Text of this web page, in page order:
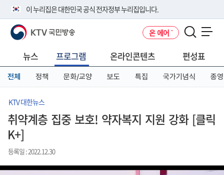
이 누리집은 대한민국 공식 전자정부 누리집입니다.
공식 누리집 주소 확인하기
니다.
이밖에 or.kr 또는 .kr등 다른 도메인 주소를 사용하고 있다면 아래 URL에
서 도메인 주소를 확인해 보세요
KTV 국민방송 온 에어
뉴스 프로그램 온라인콘텐츠 편성표
전체 정책 문화/교양 보도 특집 국가기념식 종영
KTV 대한뉴스
취약계층 집중 보호! 약자복지 지원 강화 [클릭
K+]
등록일 : 2022.12.30